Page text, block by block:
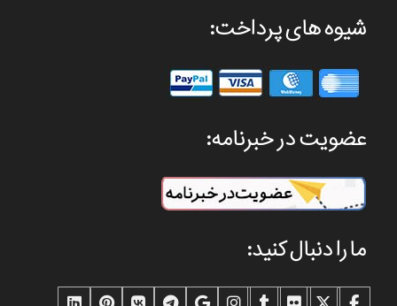
شیوه های پرداخت:
عضویت در خبرنامه:
ما را دنبال کنید: